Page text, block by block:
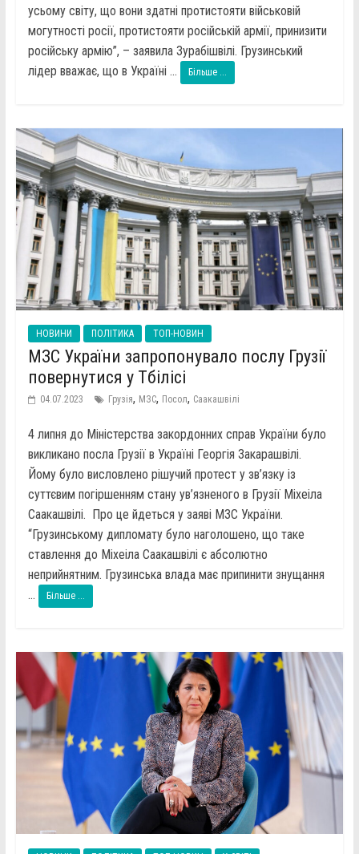
усьому світу, що вони здатні протистояти військовій
могутності росії, протистояти російській армії, принизити
російську армію”, – заявила Зурабішвілі. Грузинський
лідер вважає, що в Україні ...
Більше ...
НОВИНИ ПОЛІТИКА ТОП-НОВИН
МЗС України запропонувало послу Грузії
повернутися у Тбілісі
04.07.2023 Грузія, МЗС, Посол, Саакашвілі
4 липня до Міністерства закордонних справ України було
викликано посла Грузії в Україні Георгія Закарашвілі.
Йому було висловлено рішучий протест у зв’язку із
суттєвим погіршенням стану ув’язненого в Грузії Міхеіла
Саакашвілі. Про це йдеться у заяві МЗС України.
“Грузинському дипломату було наголошено, що таке
ставлення до Міхеіла Саакашвілі є абсолютно
неприйнятним. Грузинська влада має припинити знущання
...
Більше ...